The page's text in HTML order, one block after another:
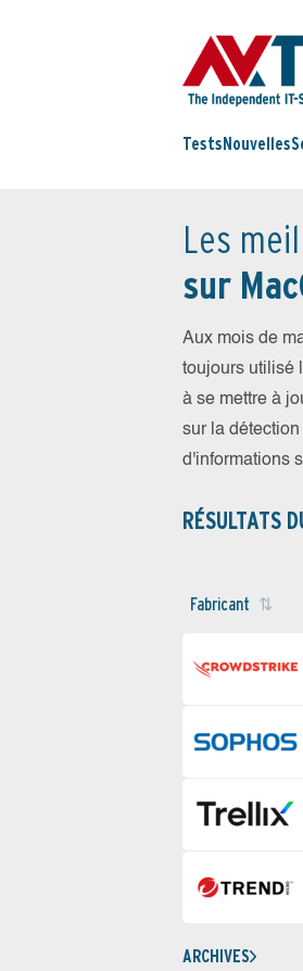
Tests Nouvelles
Les
sur
Aux mois de
toujours utilisé
à se mettre à
sur la
d'informations
RÉSULTATS
Fabricant
ARCHIVES